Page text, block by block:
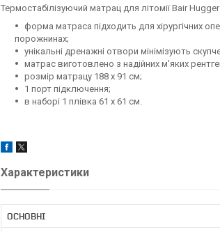
Термостабілізуючий матрац для літомії Bair
форма матраса підходить для хірургічних
порожнинах;
унікальні дренажні отвори мінімізують
матрас виготовлено з надійних м'яких
розмір матрацу 188 х 91 см;
1 порт підключення;
в наборі 1 плівка 61 х 61 см.
Характеристики
ОСНОВНІ